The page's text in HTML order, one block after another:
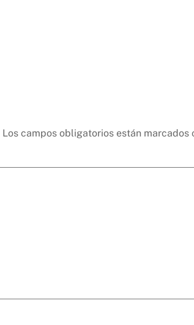
Los campos obligatorios están marcados